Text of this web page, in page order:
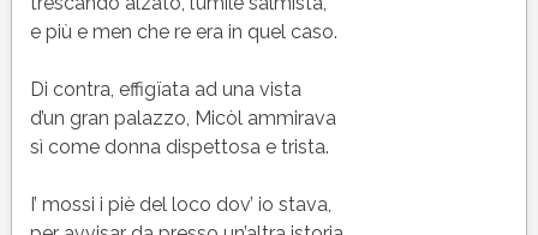
e più e men che re era in quel caso.
Di contra, effigïata ad una vista
d’un gran palazzo, Micòl ammirava
sì come donna dispettosa e trista.
I’ mossi i piè del loco dov’ io stava,